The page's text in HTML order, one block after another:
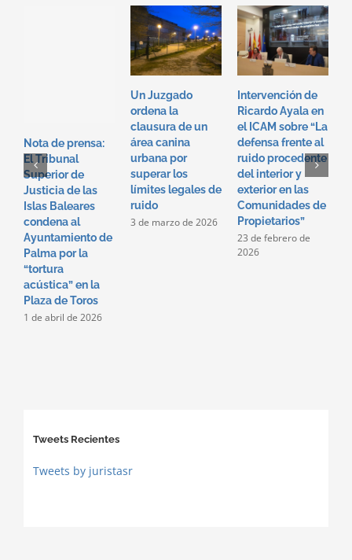
Nota de prensa:
El Tribunal
Superior de
Justicia de las
Islas Baleares
condena al
Ayuntamiento de
Palma por la
“tortura
acústica” en la
Plaza de Toros
1 de abril de 2026
Un Juzgado
ordena la
clausura de un
área canina
urbana por
superar los
límites legales de
ruido
3 de marzo de 2026
Intervención de
Ricardo Ayala en
el ICAM sobre “La
defensa frente al
ruido procedente
del interior y
exterior en las
Comunidades de
Propietarios”
23 de febrero de
2026
Tweets Recientes
Tweets by juristasr